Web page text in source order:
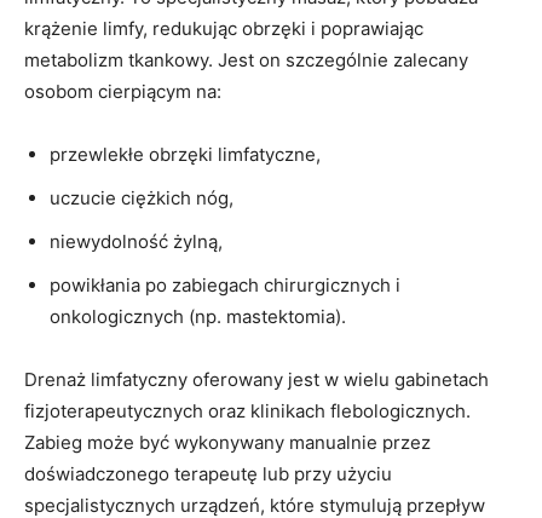
krążenie limfy, redukując obrzęki i poprawiając
metabolizm tkankowy. Jest on szczególnie zalecany
osobom cierpiącym na:
przewlekłe obrzęki limfatyczne,
uczucie ciężkich nóg,
niewydolność żylną,
powikłania po zabiegach chirurgicznych i
onkologicznych (np. mastektomia).
Drenaż limfatyczny oferowany jest w wielu gabinetach
fizjoterapeutycznych oraz klinikach flebologicznych.
Zabieg może być wykonywany manualnie przez
doświadczonego terapeutę lub przy użyciu
specjalistycznych urządzeń, które stymulują przepływ